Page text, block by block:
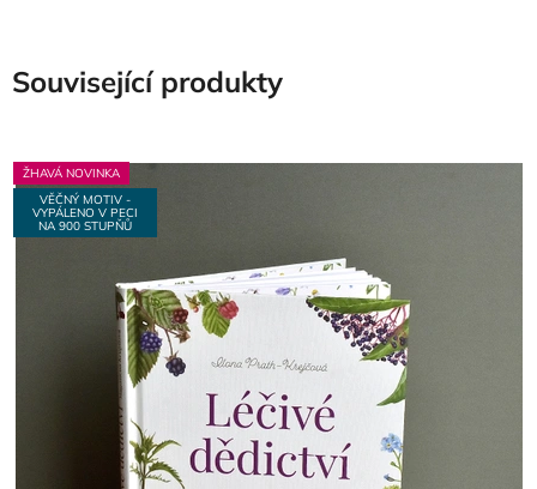
Související produkty
ŽHAVÁ NOVINKA
VĚČNÝ MOTIV -
VYPÁLENO V PECI
NA 900 STUPŇŮ